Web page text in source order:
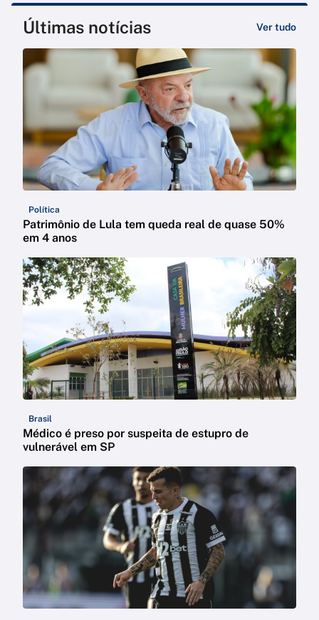
Últimas notícias Ver tudo
Política
Patrimônio de Lula tem queda real de quase 50%
em 4 anos
Brasil
Médico é preso por suspeita de estupro de
vulnerável em SP